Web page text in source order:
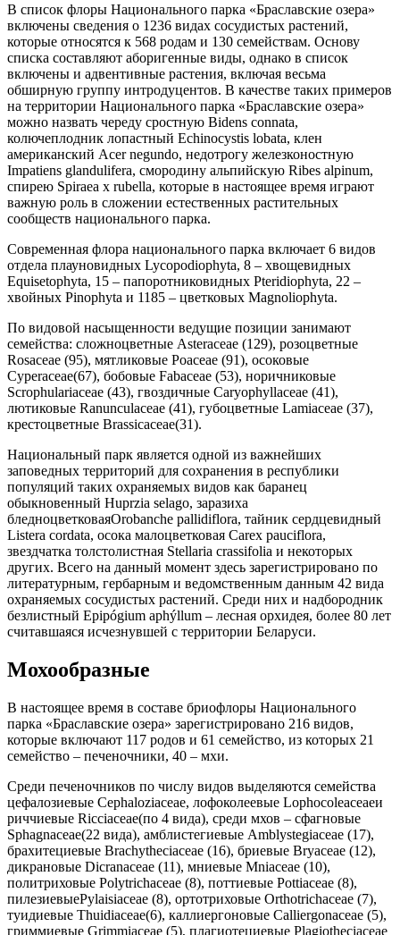
В список флоры Национального парка «Браславские озера»
включены сведения о 1236 видах сосудистых растений,
которые относятся к 568 родам и 130 семействам. Основу
списка составляют аборигенные виды, однако в список
включены и адвентивные растения, включая весьма
обширную группу интродуцентов. В качестве таких примеров
на территории Национального парка «Браславские озера»
можно назвать череду сростную Bidens connata,
колючеплодник лопастный Echinocystis lobata, клен
американский Acer negundo, недотрогу железконостную
Impatiens glandulifera, смородину альпийскую Ribes alpinum,
спирею Spiraea x rubella, которые в настоящее время играют
важную роль в сложении естественных растительных
сообществ национального парка.
Современная флора национального парка включает 6 видов
отдела плауновидных Lycopodiophyta, 8 – хвощевидных
Equisetophyta, 15 – папоротниковидных Pteridiophyta, 22 –
хвойных Pinophyta и 1185 – цветковых Magnoliophyta.
По видовой насыщенности ведущие позиции занимают
семейства: сложноцветные Asteraceae (129), розоцветные
Rosaceae (95), мятликовые Poaceae (91), осоковые
Cyperaceae(67), бобовые Fabaceae (53), норичниковые
Scrophulariaceae (43), гвоздичные Caryophyllaceae (41),
лютиковые Ranunculaceae (41), губоцветные Lamiaceae (37),
крестоцветные Brassicaceae(31).
Национальный парк является одной из важнейших
заповедных территорий для сохранения в республики
популяций таких охраняемых видов как баранец
обыкновенный Huprzia selago, заразиха
бледноцветковаяOrobanche pallidiflora, тайник сердцевидный
Listera cordata, осока малоцветковая Carex pauciflora,
звездчатка толстолистная Stellaria crassifolia и некоторых
других. Всего на данный момент здесь зарегистрировано по
литературным, гербарным и ведомственным данным 42 вида
охраняемых сосудистых растений. Среди них и надбородник
безлистный Epipógium aphýllum – лесная орхидея, более 80 лет
считавшаяся исчезнувшей с территории Беларуси.
Мохообразные
В настоящее время в составе бриофлоры Национального
парка «Браславские озера» зарегистрировано 216 видов,
которые включают 117 родов и 61 семейство, из которых 21
семейство – печеночники, 40 – мхи.
Среди печеночников по числу видов выделяются семейства
цефалозиевые Cephaloziaceae, лофоколеевые Lophocoleaceaeи
риччиевые Ricciaceae(по 4 вида), среди мхов – сфагновые
Sphagnaceae(22 вида), амблистегиевые Amblystegiaceae (17),
брахитециевые Brachytheciaceae (16), бриевые Bryaceae (12),
дикрановые Dicranaceae (11), мниевые Mniaceae (10),
политриховые Polytrichaceae (8), поттиевые Pottiaceae (8),
пилезиевыеPylaisiaceae (8), ортотриховые Orthotrichaceae (7),
туидиевые Thuidiaceae(6), каллиергоновые Calliergonaceae (5),
гриммиевые Grimmiaceae (5), плагиотециевые Plagiotheciaceae